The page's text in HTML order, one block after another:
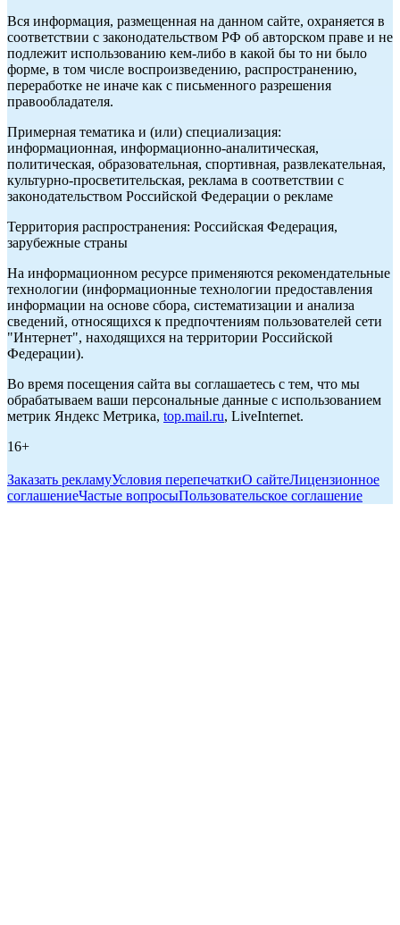
Вся информация, размещенная на данном сайте, охраняется в
соответствии с законодательством РФ об авторском праве и не
подлежит использованию кем-либо в какой бы то ни было
форме, в том числе воспроизведению, распространению,
переработке не иначе как с письменного разрешения
правообладателя.
Примерная тематика и (или) специализация:
информационная, информационно-аналитическая,
политическая, образовательная, спортивная, развлекательная,
культурно-просветительская, реклама в соответствии с
законодательством Российской Федерации о рекламе
Территория распространения: Российская Федерация,
зарубежные страны
На информационном ресурсе применяются рекомендательные
технологии (информационные технологии предоставления
информации на основе сбора, систематизации и анализа
сведений, относящихся к предпочтениям пользователей сети
"Интернет", находящихся на территории Российской
Федерации).
Во время посещения сайта вы соглашаетесь с тем, что мы
обрабатываем ваши персональные данные с использованием
метрик Яндекс Метрика, top.mail.ru, LiveInternet.
16+
Заказать рекламуУсловия перепечаткиО сайтеЛицензионное
соглашениеЧастые вопросыПользовательское соглашение